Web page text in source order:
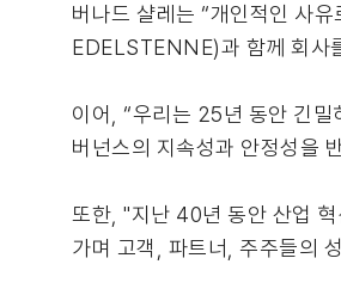
버나드 샬레는 “개인적인 사
EDELSTENNE)과 함께 회사
이어, “우리는 25년 동안 긴밀
버넌스의 지속성과 안정성을
또한, "지난 40년 동안 산업 혁
가며 고객, 파트너, 주주들의